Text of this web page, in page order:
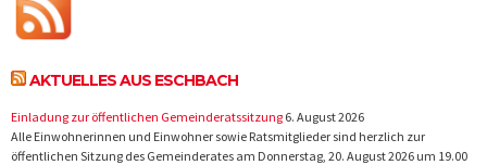
AKTUELLES AUS ESCHBACH
Einladung zur öffentlichen Gemeinderatssitzung 6. August 2026
Alle Einwohnerinnen und Einwohner sowie Ratsmitglieder sind herzlich zur
öffentlichen Sitzung des Gemeinderates am Donnerstag, 20. August 2026 um 19.00